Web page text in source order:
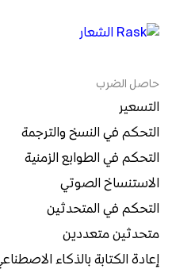
حاصل الضرب
التسعير
التحكم في النسخ والترجمة
التحكم في الطوابع الزمنية
الاستنساخ الصوتي
التحكم في المتحدثين
متحدثين متعددين
إعادة الكتابة بالذكاء الاصطناعي